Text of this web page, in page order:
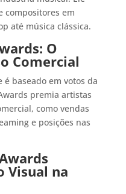
compositores em
até música clássica.
O
Comercial
baseado em votos da
premia artistas
como vendas
e posições nas
Visual na